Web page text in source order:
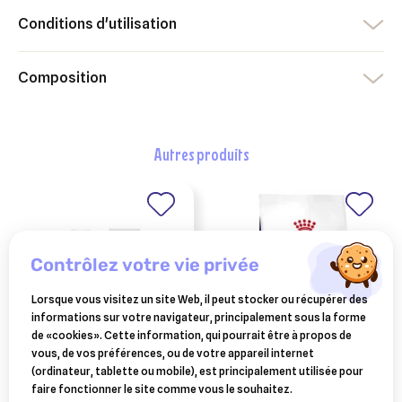
Conditions d'utilisation
Composition
autres produits
mp labo phytobiovet
spray réparateur
cutané bio pour chien
royal canin expert chat
neutered satiety
balance - 3,5 kg
contrôlez votre vie privée
Lorsque vous visitez un site Web, il peut stocker ou récupérer des
informations sur votre navigateur, principalement sous la forme
de «cookies». Cette information, qui pourrait être à propos de
vous, de vos préférences, ou de votre appareil internet
(ordinateur, tablette ou mobile), est principalement utilisée pour
faire fonctionner le site comme vous le souhaitez.